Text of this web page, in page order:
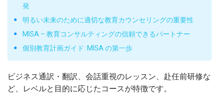
発
明るい未来のために適切な教育カウンセリングの重要性
MISA – 教育コンサルティングの信頼できるパートナー
個別教育計画ガイド: MISA の第一歩
ビジネス通訳・翻訳、会話重視のレッスン、赴任前研修な
ど、レベルと目的に応じたコースが特徴です。